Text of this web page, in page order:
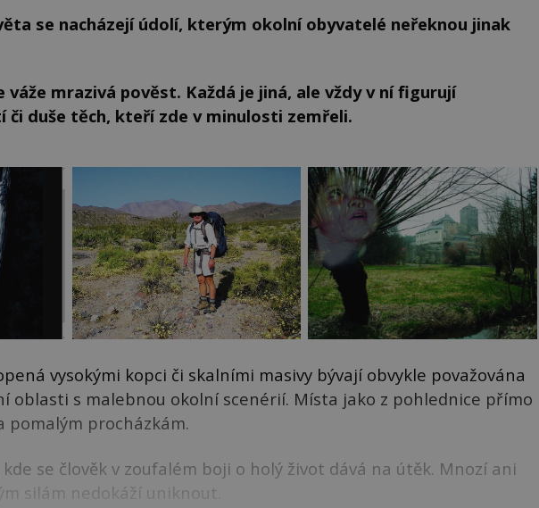
se nacházejí údolí, kterým okolní obyvatelé neřeknou jinak
váže mrazivá pověst. Každá je jiná, ale vždy v ní figurují
duše těch, kteří zde v minulosti zemřeli.
vysokými kopci či skalními masivy bývají obvykle považována
oblasti s malebnou okolní scenérií. Místa jako z pohlednice přímo
pomalým procházkám.
se člověk v zoufalém boji o holý život dává na útěk. Mnozí ani
silám nedokáží uniknout.